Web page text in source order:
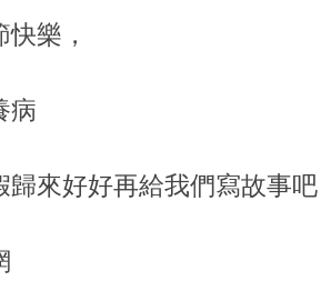
快樂，
病
歸來好好再給我們寫故事吧